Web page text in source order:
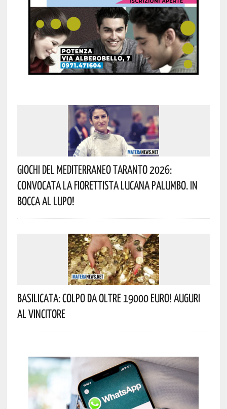
Giochi Del Mediterraneo Taranto 2026:
Convocata La Fiorettista Lucana Palumbo. In
Bocca Al Lupo!
Basilicata: Colpo Da Oltre 19000 Euro! Auguri
Al Vincitore